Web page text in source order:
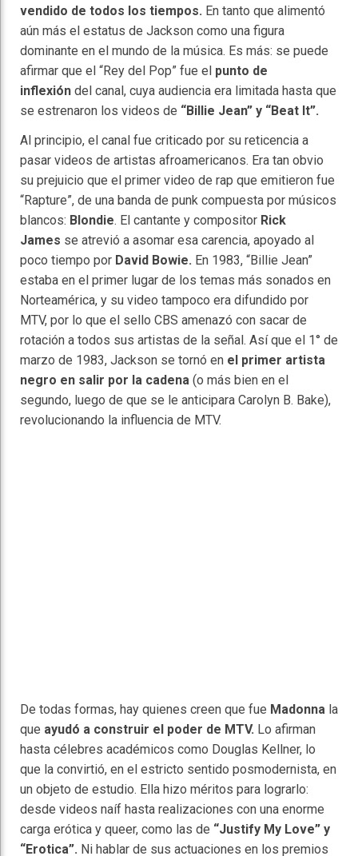
vendido de todos los tiempos. En tanto que alimentó
aún más el estatus de Jackson como una figura
dominante en el mundo de la música. Es más: se puede
afirmar que el “Rey del Pop” fue el punto de
inflexión del canal, cuya audiencia era limitada hasta que
se estrenaron los videos de “Billie Jean” y “Beat It”.
Al principio, el canal fue criticado por su reticencia a
pasar videos de artistas afroamericanos. Era tan obvio
su prejuicio que el primer video de rap que emitieron fue
“Rapture”, de una banda de punk compuesta por músicos
blancos: Blondie. El cantante y compositor Rick
James se atrevió a asomar esa carencia, apoyado al
poco tiempo por David Bowie. En 1983, “Billie Jean”
estaba en el primer lugar de los temas más sonados en
Norteamérica, y su video tampoco era difundido por
MTV, por lo que el sello CBS amenazó con sacar de
rotación a todos sus artistas de la señal. Así que el 1° de
marzo de 1983, Jackson se tornó en el primer artista
negro en salir por la cadena (o más bien en el
segundo, luego de que se le anticipara Carolyn B. Bake),
revolucionando la influencia de MTV.
De todas formas, hay quienes creen que fue Madonna la
que ayudó a construir el poder de MTV. Lo afirman
hasta célebres académicos como Douglas Kellner, lo
que la convirtió, en el estricto sentido posmodernista, en
un objeto de estudio. Ella hizo méritos para lograrlo:
desde videos naíf hasta realizaciones con una enorme
carga erótica y queer, como las de “Justify My Love” y
“Erotica”. Ni hablar de sus actuaciones en los premios